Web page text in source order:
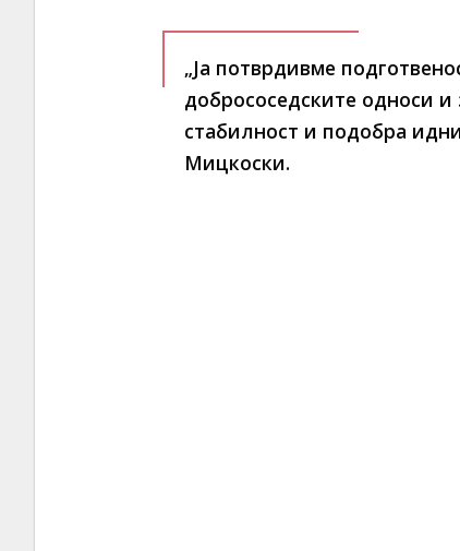
„Ја потврдивме
добрососедските односи и
стабилност и подобра
Мицкоски.